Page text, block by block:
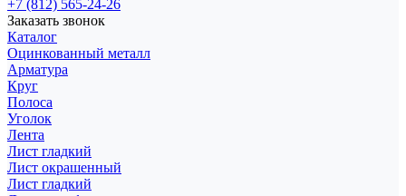
+7 (812) 565-24-26
Заказать звонок
Каталог
Оцинкованный металл
Арматура
Круг
Полоса
Уголок
Лента
Лист гладкий
Лист окрашенный
Лист гладкий